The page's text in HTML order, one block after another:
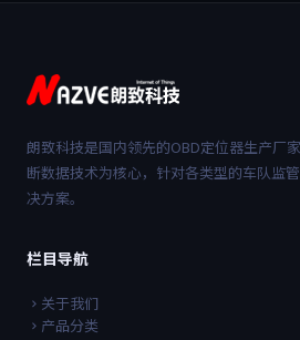
朗致科技是国内领先的OBD定位器生产厂
断数据技术为核心，针对各类型的车队监
决方案。
栏目导航
关于我们
产品分类